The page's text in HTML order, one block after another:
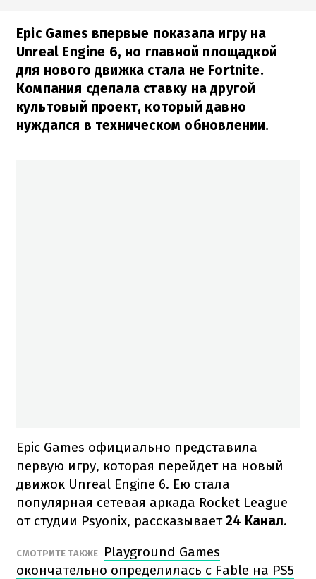
Epic Games впервые показала игру на
Unreal Engine 6, но главной площадкой
для нового движка стала не Fortnite.
Компания сделала ставку на другой
культовый проект, который давно
нуждался в техническом обновлении.
Epic Games официально представила
первую игру, которая перейдет на новый
движок Unreal Engine 6. Ею стала
популярная сетевая аркада Rocket League
от студии Psyonix, рассказывает24 Канал.
СМОТРИТЕ ТАКЖЕ
Playground Games
окончательно определилась с Fable на PS5